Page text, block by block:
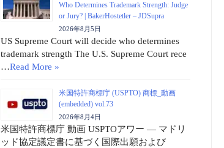
Who Determines Trademark Strength: Judge
or Jury? | BakerHostetler – JDSupra
2026年8月5日
US Supreme Court will decide who determines
trademark strength The U.S. Supreme Court rece
…Read More »
米国特許商標庁 (USPTO) 商標_動画
(embedded) vol.73
2026年8月4日
米国特許商標庁 動画 USPTOアワー ― マドリ
ッド協定議定書に基づく国際出願および